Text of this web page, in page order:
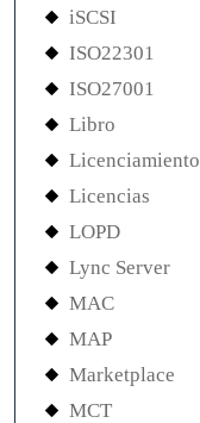
iSCSI
ISO22301
ISO27001
Libro
Licenciamiento
Licencias
LOPD
Lync Server
MAC
MAP
Marketplace
MCT